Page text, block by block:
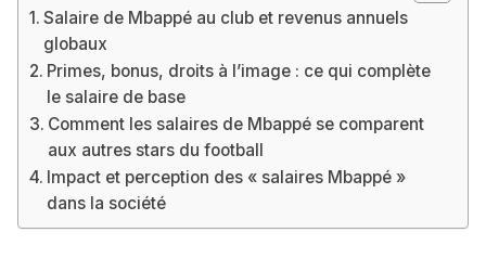
Salaire de Mbappé au club et revenus annuels
globaux
Primes, bonus, droits à l’image : ce qui complète
le salaire de base
Comment les salaires de Mbappé se comparent
aux autres stars du football
Impact et perception des « salaires Mbappé »
dans la société